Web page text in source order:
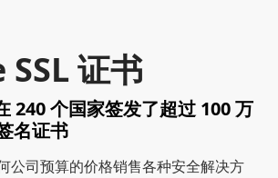
证书
240 个国家签发了超过 100 万
名证书
公司预算的价格销售各种安全解决方